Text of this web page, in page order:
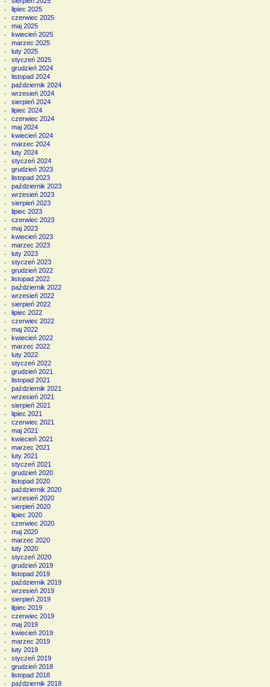
lipiec 2025
czerwiec 2025
maj 2025
kwiecień 2025
marzec 2025
luty 2025
styczeń 2025
grudzień 2024
listopad 2024
październik 2024
wrzesień 2024
sierpień 2024
lipiec 2024
czerwiec 2024
maj 2024
kwiecień 2024
marzec 2024
luty 2024
styczeń 2024
grudzień 2023
listopad 2023
październik 2023
wrzesień 2023
sierpień 2023
lipiec 2023
czerwiec 2023
maj 2023
kwiecień 2023
marzec 2023
luty 2023
styczeń 2023
grudzień 2022
listopad 2022
październik 2022
wrzesień 2022
sierpień 2022
lipiec 2022
czerwiec 2022
maj 2022
kwiecień 2022
marzec 2022
luty 2022
styczeń 2022
grudzień 2021
listopad 2021
październik 2021
wrzesień 2021
sierpień 2021
lipiec 2021
czerwiec 2021
maj 2021
kwiecień 2021
marzec 2021
luty 2021
styczeń 2021
grudzień 2020
listopad 2020
październik 2020
wrzesień 2020
sierpień 2020
lipiec 2020
czerwiec 2020
maj 2020
marzec 2020
luty 2020
styczeń 2020
grudzień 2019
listopad 2019
październik 2019
wrzesień 2019
sierpień 2019
lipiec 2019
czerwiec 2019
maj 2019
kwiecień 2019
marzec 2019
luty 2019
styczeń 2019
grudzień 2018
listopad 2018
październik 2018